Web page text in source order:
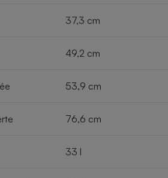
37,3 cm
49,2 cm
53,9 cm
76,6 cm
33 l